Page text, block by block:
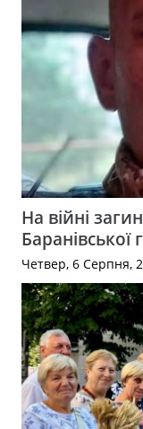
На війні
Четвер, 6 Серпня,